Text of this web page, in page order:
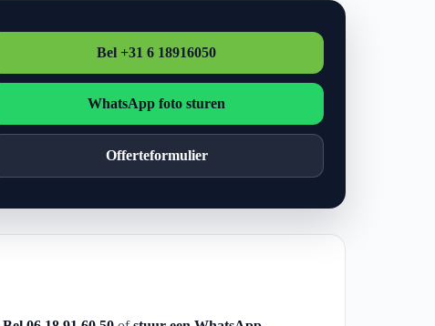
Bel +31 6 18916050
WhatsApp foto sturen
Offerteformulier